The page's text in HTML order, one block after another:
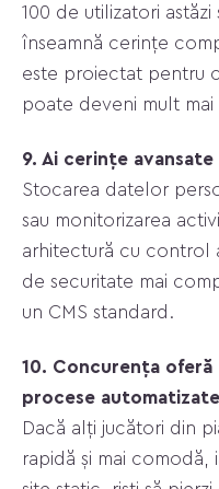
100 de utilizatori astăzi
înseamnă cerințe
este proiectat pentru
poate deveni mult mai
9. Ai cerințe
Stocarea datelor
sau monitorizarea
arhitectură cu control
de securitate mai
un CMS standard.
10. Concurența
procese automatizate
Dacă alți jucători din
rapidă și mai comodă,